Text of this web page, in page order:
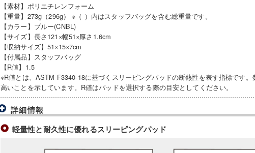
【素材】ポリエチレンフォーム
【重量】273g（296g） ※（ ）内はスタッフバッグを含む総重量です。
【カラー】ブルー(CNBL)
【サイズ】長さ121×幅51×厚さ1.6cm
【収納サイズ】51×15×7cm
【付属品】スタッフバッグ
【R値】1.5
※R値とは、ASTM F3340-18に基づくスリーピングパッドの断熱性を表す指標です
高いことを示しています。R値はパッドを選択する際の目安としてください。
詳細情報
軽量性と耐久性に優れるスリーピングパッド